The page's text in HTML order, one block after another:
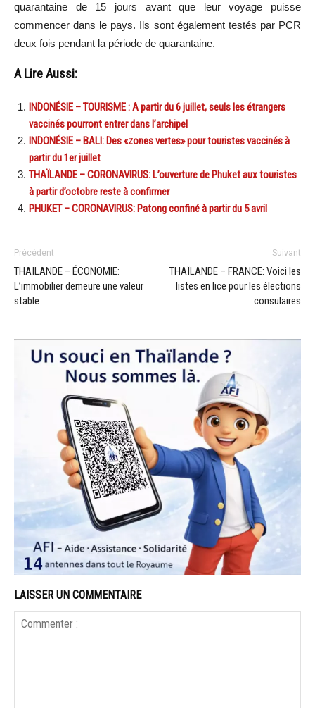
quarantaine de 15 jours avant que leur voyage puisse
commencer dans le pays. Ils sont également testés par PCR
deux fois pendant la période de quarantaine.
A Lire Aussi:
INDONÉSIE – TOURISME : A partir du 6 juillet, seuls les étrangers
vaccinés pourront entrer dans l’archipel
INDONÉSIE – BALI: Des «zones vertes» pour touristes vaccinés à
partir du 1er juillet
THAÏLANDE – CORONAVIRUS: L’ouverture de Phuket aux touristes
à partir d’octobre reste à confirmer
PHUKET – CORONAVIRUS: Patong confiné à partir du 5 avril
Précédent
THAÏLANDE – ÉCONOMIE:
L’immobilier demeure une valeur
stable
Suivant
THAÏLANDE – FRANCE: Voici les
listes en lice pour les élections
consulaires
LAISSER UN COMMENTAIRE